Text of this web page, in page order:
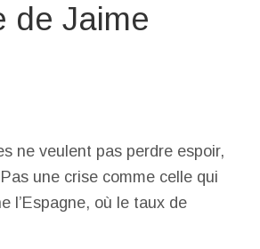
de Jaime
ne veulent pas perdre espoir,
une crise comme celle qui
l’Espagne, où le taux de